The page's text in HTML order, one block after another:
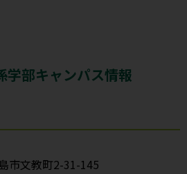
学部キャンパス情報
市文教町2-31-145